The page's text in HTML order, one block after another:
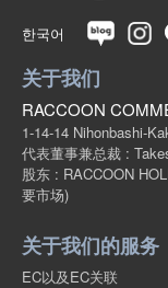
한국어
关于我们
RACCOON
1-14-14 Nihonbashi-
代表董事兼总裁 :
股东 : RACCOON
要市场)
关于我们的服务
EC以及EC关联